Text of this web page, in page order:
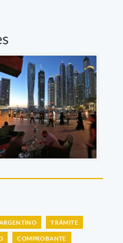
TRÁMITE
COMPROBANTE